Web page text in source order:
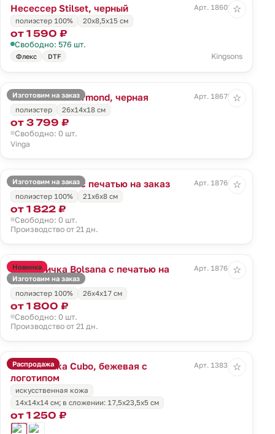
Несессер Stilset, черный
Арт. 18603.30
полиэстер 100%
20x8,5x15 см
от 1 590 ₽
Свободно: 576 шт.
Флекс DTF Kingsons
☆
Изготовим на заказ
Косметичка Bermond, черная
Арт. 18675.30
полиэстер
26x14x18 см
от 3 799 ₽
Свободно: 0 шт.
Vinga
☆
Изготовим на заказ
Пенал Bolsana с печатью на заказ
Арт. 18766.00
полиэстер 100%
21х6х8 см
от 1 822 ₽
Свободно: 0 шт.
Производство от 21 дн.
☆
Новинка
Изготовим на заказ
Косметичка Bolsana с печатью на
заказ
Арт. 18768.00
полиэстер 100% 26х4х17 см
от 1 800 ₽
Свободно: 0 шт.
Производство от 21 дн.
☆
Распродажа
Косметичка Cubo, бежевая с
логотипом
Арт. 13834.06
искусственная кожа
14x14x14 см; в сложении: 17,5x23,5x5 см
от 1 250 ₽
☆